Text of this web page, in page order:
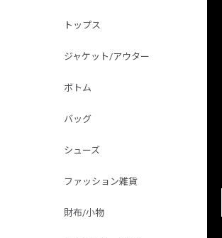
トップス
ジャケット/アウター
ボトム
バッグ
シューズ
ファッション雑貨
財布/小物